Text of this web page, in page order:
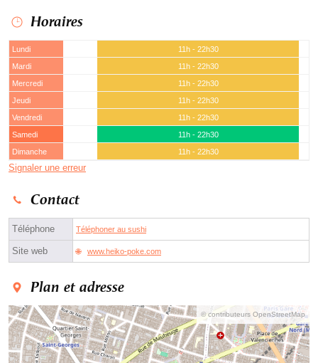
Horaires
Lundi
11h - 22h30
Mardi
11h - 22h30
Mercredi
11h - 22h30
Jeudi
11h - 22h30
Vendredi
11h - 22h30
Samedi
11h - 22h30
Dimanche
11h - 22h30
Signaler une erreur
Contact
Téléphone Téléphoner au sushi
Site web www.heiko-poke.com
Plan et adresse
© contributeurs OpenStreetMap